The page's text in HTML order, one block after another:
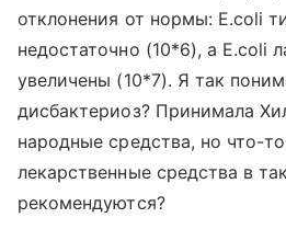
отклонения от нормы: E.coli
недостаточно (10*6), а E.coli
увеличены (10*7). Я так
дисбактериоз? Принимала
народные средства, но что-
лекарственные средства в
рекомендуются?